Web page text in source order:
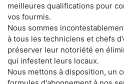
meilleures qualifications pour
vos fourmis.
Nous sommes
à tous les techniciens et chefs
préserver leur notoriété en
qui infestent leurs locaux.
Nous mettons à disposition, un